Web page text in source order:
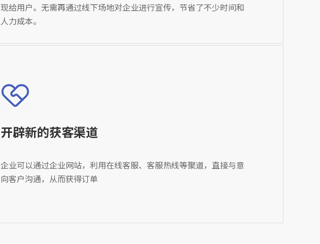
现给用户。无需再通过线下场地对企业进行宣传，节省了不少时间和
人力成本。
开辟新的获客渠道
企业可以通过企业网站，利用在线客服、客服热线等聚道，直接与意
向客户沟通，从而获得订单